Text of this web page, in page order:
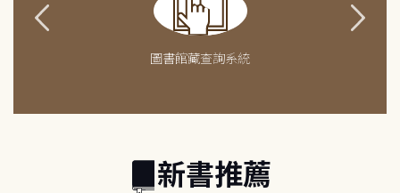
圖書館藏查詢系統
新書推薦